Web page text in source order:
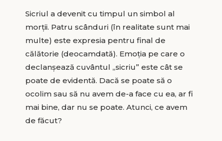
Sicriul a devenit cu timpul un simbol al
morții. Patru scânduri (în realitate sunt mai
multe) este expresia pentru final de
călătorie (deocamdată). Emoția pe care o
declanșează cuvântul „sicriu” este cât se
poate de evidentă. Dacă se poate să o
ocolim sau să nu avem de-a face cu ea, ar fi
mai bine, dar nu se poate. Atunci, ce avem
de făcut?